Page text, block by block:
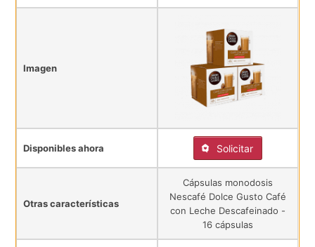
Imagen
Disponibles ahora Solicitar
Otras características
Cápsulas monodosis
Nescafé Dolce Gusto Café
con Leche Descafeinado -
16 cápsulas